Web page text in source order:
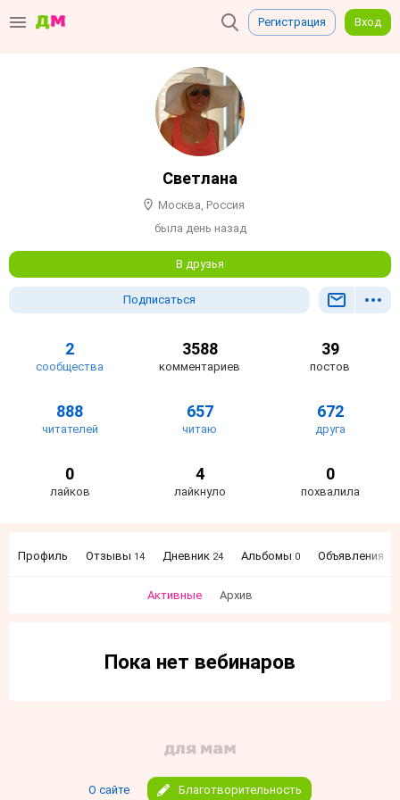
Регистрация Вход
Светлана
Москва, Россия
была день назад
В друзья
Подписаться
2
сообщества
3588
комментариев
39
постов
888
читателей
657
читаю
672
друга
0
лайков
4
лайкнуло
0
похвалила
Профиль Отзывы 14 Дневник 24 Альбомы 0 Объявления
Активные Архив
Пока нет вебинаров
О сайте Благотворительность